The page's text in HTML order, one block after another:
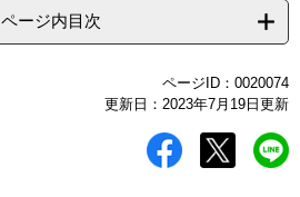
ページ内目次
ページID：0020074
更新日：2023年7月19日更新